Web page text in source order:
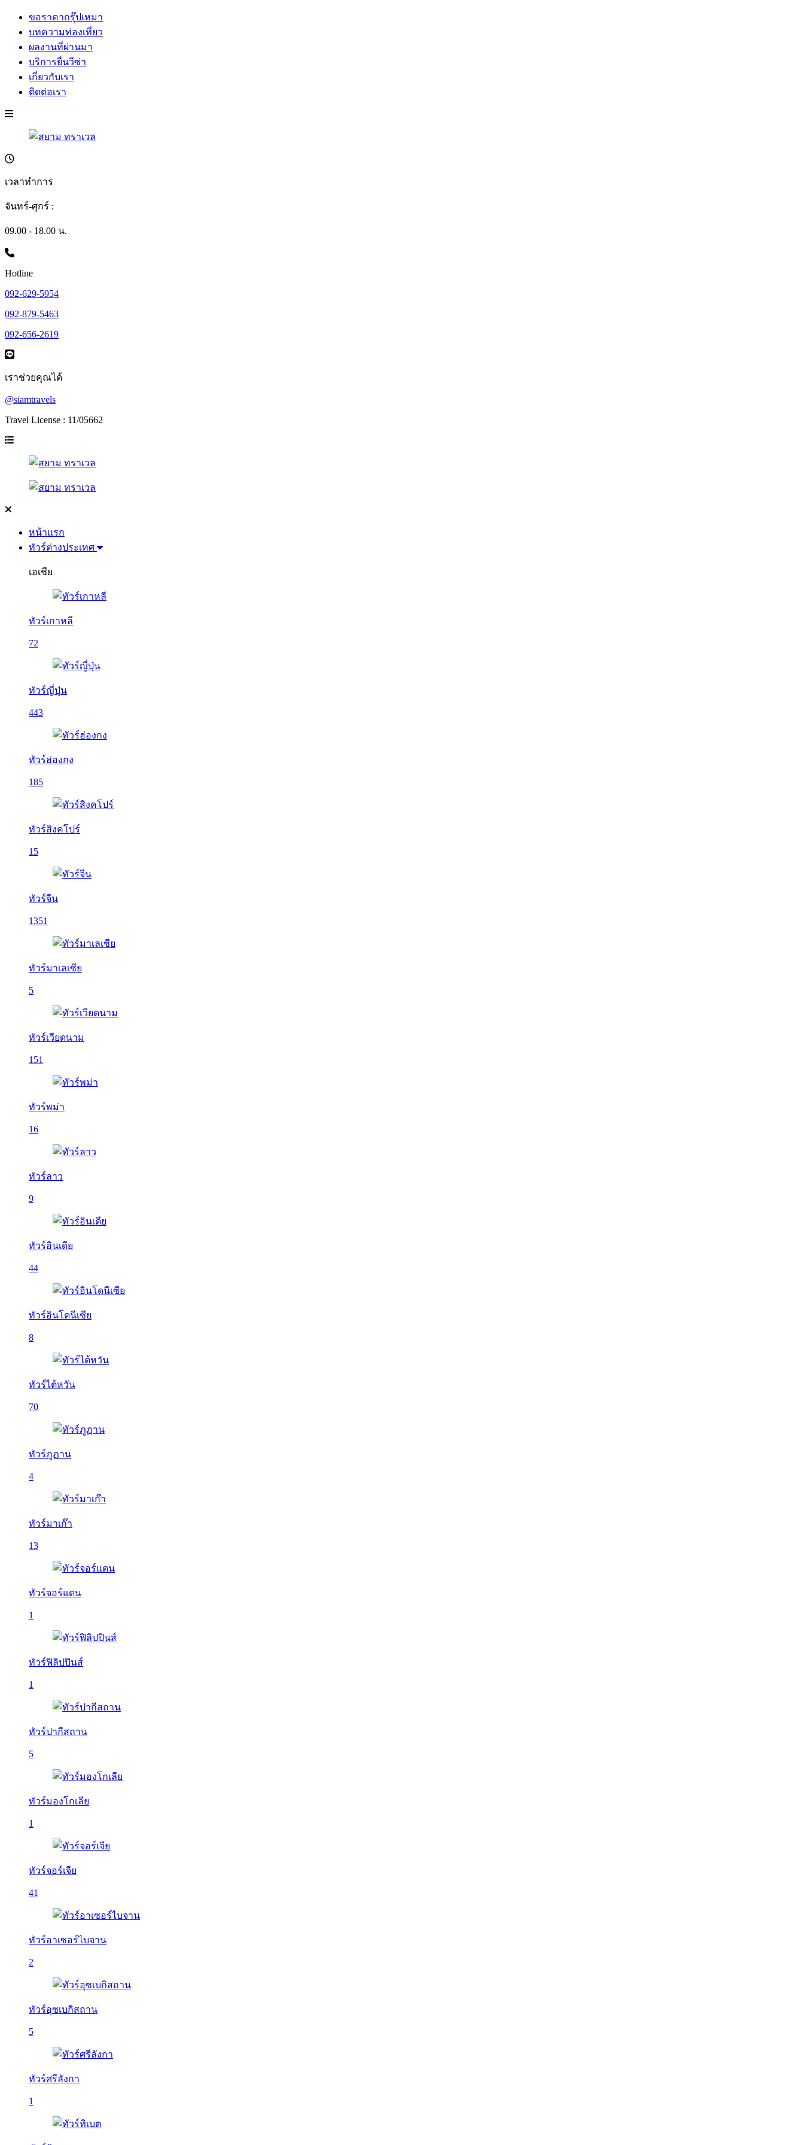
ขอราคากรุ๊ปเหมา
บทความท่องเที่ยว
ผลงานที่ผ่านมา
บริการยื่นวีซ่า
เกี่ยวกับเรา
ติดต่อเรา
เวลาทำการ
จันทร์-ศุกร์ :
09.00 - 18.00 น.
Hotline
092-629-5954
092-879-5463
092-656-2619
เราช่วยคุณได้
@siamtravels
Travel License : 11/05662
หน้าแรก
ทัวร์ต่างประเทศ
เอเชีย
ทัวร์เกาหลี
72
ทัวร์ญี่ปุ่น
443
ทัวร์ฮ่องกง
185
ทัวร์สิงคโปร์
15
ทัวร์จีน
1351
ทัวร์มาเลเซีย
5
ทัวร์เวียดนาม
151
ทัวร์พม่า
16
ทัวร์ลาว
9
ทัวร์อินเดีย
44
ทัวร์อินโดนีเซีย
8
ทัวร์ไต้หวัน
70
ทัวร์ภูฏาน
4
ทัวร์มาเก๊า
13
ทัวร์จอร์แดน
1
ทัวร์ฟิลิปปินส์
1
ทัวร์ปากีสถาน
5
ทัวร์มองโกเลีย
1
ทัวร์จอร์เจีย
41
ทัวร์อาเซอร์ไบจาน
2
ทัวร์อุซเบกิสถาน
5
ทัวร์ศรีลังกา
1